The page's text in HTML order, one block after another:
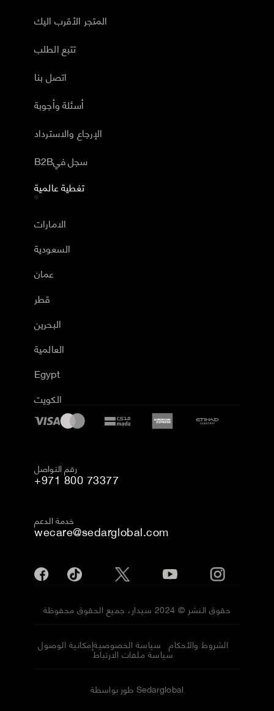
المتجر الأقرب اليك
تتبع الطلب
اتصل بنا
أسئلة وأجوبة
الإرجاع والاسترداد
B2Bسجل في
تغطية عالمية
الامارات
السعودية
عمان
قطر
البحرين
العالمية
Egypt
الكويت
رقم التواصل
+971 800 73377
خدمة الدعم
wecare@sedarglobal.com
حقوق النشر © 2024 سيدار، جميع الحقوق محفوظة
إمكانية الوصولسياسة الخصوصية الشروط والأحكام
سياسة ملفات الارتباط
طور بواسطة Sedarglobal